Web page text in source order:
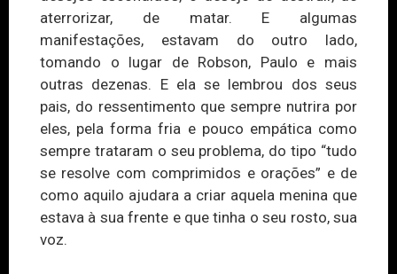
aterrorizar, de matar. E algumas
manifestações, estavam do outro lado,
tomando o lugar de Robson, Paulo e mais
outras dezenas. E ela se lembrou dos seus
pais, do ressentimento que sempre nutrira por
eles, pela forma fria e pouco empática como
sempre trataram o seu problema, do tipo “tudo
se resolve com comprimidos e orações” e de
como aquilo ajudara a criar aquela menina que
estava à sua frente e que tinha o seu rosto, sua
voz.